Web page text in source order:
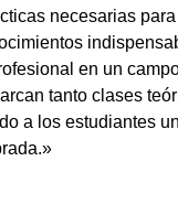
necesarias
en un
tanto clases
a los estudiantes